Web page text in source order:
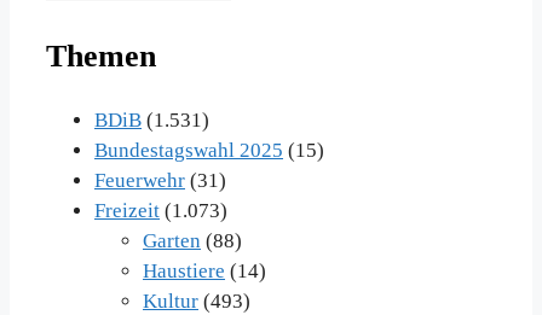
Themen
BDiB (1.531)
Bundestagswahl 2025 (15)
Feuerwehr (31)
Freizeit (1.073)
Garten (88)
Haustiere (14)
Kultur (493)